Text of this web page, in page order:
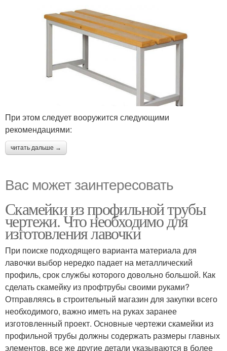
При этом следует вооружится следующими
рекомендациями:
читать дальше →
Вас может заинтересовать
Скамейки из профильной трубы
чертежи. Что необходимо для
изготовления лавочки
При поиске подходящего варианта материала для
лавочки выбор нередко падает на металлический
профиль, срок службы которого довольно большой. Как
сделать скамейку из профтрубы своими руками?
Отправляясь в строительный магазин для закупки всего
необходимого, важно иметь на руках заранее
изготовленный проект. Основные чертежи скамейки из
профильной трубы должны содержать размеры главных
элементов, все же другие детали указываются в более